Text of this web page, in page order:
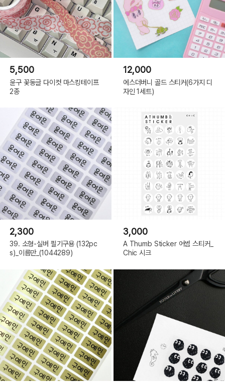
5,500
윤구 꽃동글 다이컷 마스킹테이프
2종
12,000
에스더버니 골드 스티커(6가지 디
자인 1세트)
2,300
39. 소형-실버 필기구용 (132pc
s)_이름만_(1044289)
3,000
A Thumb Sticker 어썸 스티커_
Chic 시크